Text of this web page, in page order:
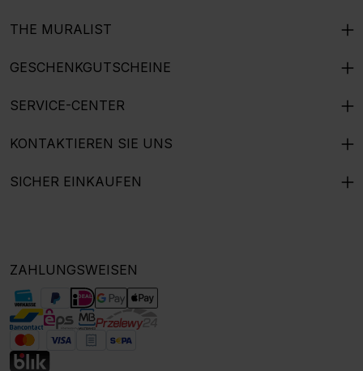
THE MURALIST
GESCHENKGUTSCHEINE
SERVICE-CENTER
KONTAKTIEREN SIE UNS
SICHER EINKAUFEN
ZAHLUNGSWEISEN